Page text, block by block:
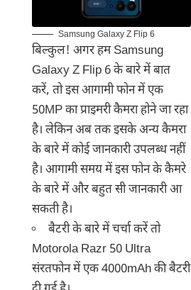
Samsung Galaxy Z Flip 6
बिल्कुल! अगर हम Samsung
Galaxy Z Flip 6 के बारे में बात
करें, तो इस आगामी फोन में एक
50MP का प्राइमरी कैमरा होने जा रहा
है। लेकिन अब तक इसके अन्य कैमरा
के बारे में कोई जानकारी उपलब्ध नहीं
है। आगामी समय में इस फोन के कैमरे
के बारे में और बहुत सी जानकारी आ
सकती है।
बैटरी के बारे में चर्चा करें तो
Motorola Razr 50 Ultra
संरतफोन में एक 4000mAh की बैटरी